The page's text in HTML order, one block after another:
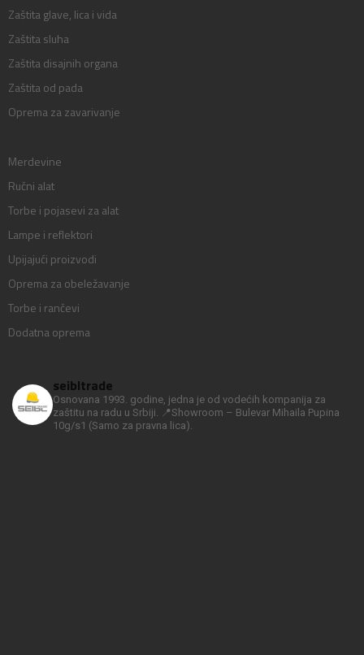
Zaštita glave, lica i vida
Zaštita sluha
Zaštita disajnih organa
Zaštita od pada
Oprema za zavarivanje
Merdevine
Ručni alat
Torbe i pojasevi za alat
Lampe i reflektori
Upijajući proizvodi
Oprema za obeležavanje
Torbe i rančevi
Dodatna oprema
seibltrade
Osnovana 1993. godine, jedna je od vodećih kompanija za
zaštitu na radu u Srbiji.
📍Showroom – Bulevar Mihaila Pupina
10g/s1 (Samo za pravna lica).